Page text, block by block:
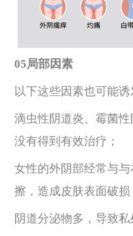
05局部因素
以下这些因素也可能诱
滴虫性阴道炎、霉菌
没有得到有效治疗；
女性的外阴部经常与
擦，造成皮肤表面破损
阴道分泌物多，导致